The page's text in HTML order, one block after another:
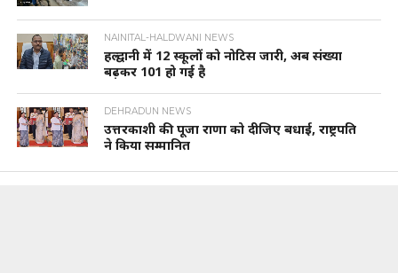
NAINITAL-HALDWANI NEWS
हल्द्वानी में 12 स्कूलों को नोटिस जारी, अब संख्या
बढ़कर 101 हो गई है
DEHRADUN NEWS
उत्तरकाशी की पूजा राणा को दीजिए बधाई, राष्ट्रपति
ने किया सम्मानित